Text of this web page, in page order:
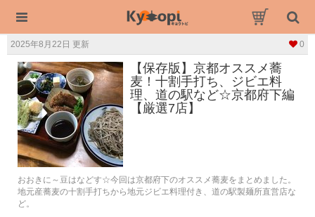
2025年8月22日 更新 0
【保存版】京都オススメ蕎
麦！十割手打ち、ジビエ料
理、道の駅など☆京都府下編
【厳選7店】
おおきに～豆はなどす☆今回は京都府下のオススメ蕎麦をまとめました。
地元産蕎麦の十割手打ちから地元ジビエ料理付き、道の駅製麺所直営店な
ど。